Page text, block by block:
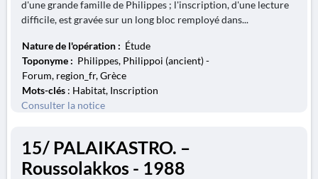
d'une grande famille de Philippes ; l'inscription, d'une lecture
difficile, est gravée sur un long bloc remployé dans...
Nature de l'opération : Étude
Toponyme : Philippes, Philippoi (ancient) -
Forum, region_fr, Grèce
Mots-clés : Habitat, Inscription
Consulter la notice
15/ PALAIKASTRO. –
Roussolakkos - 1988